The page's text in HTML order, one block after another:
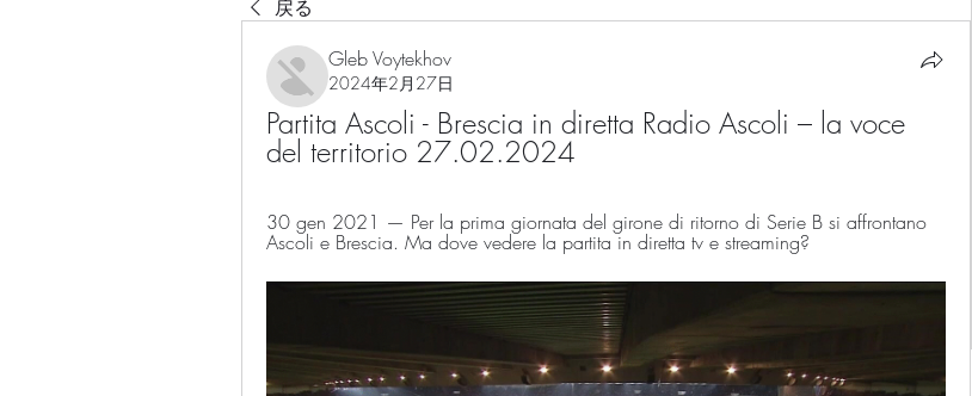
戻る
Gleb Voytekhov
2024年2月27日
Partita Ascoli - Brescia in diretta Radio Ascoli – la voce
del territorio 27.02.2024
30 gen 2021 — Per la prima giornata del girone di ritorno di Serie B si affrontano
Ascoli e Brescia. Ma dove vedere la partita in diretta tv e streaming?